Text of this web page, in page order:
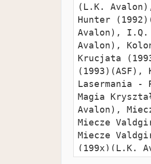
(L.K.
Hunter
Avalon), I.Q.
Avalon),
Krucjata
Lasermania -
Magia
Avalon),
Miecze
Miecze
(199x)(L.K.